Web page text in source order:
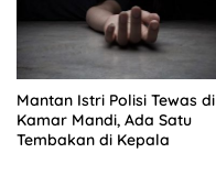
Mantan Istri Polisi Tewas di
Kamar Mandi, Ada Satu
Tembakan di Kepala